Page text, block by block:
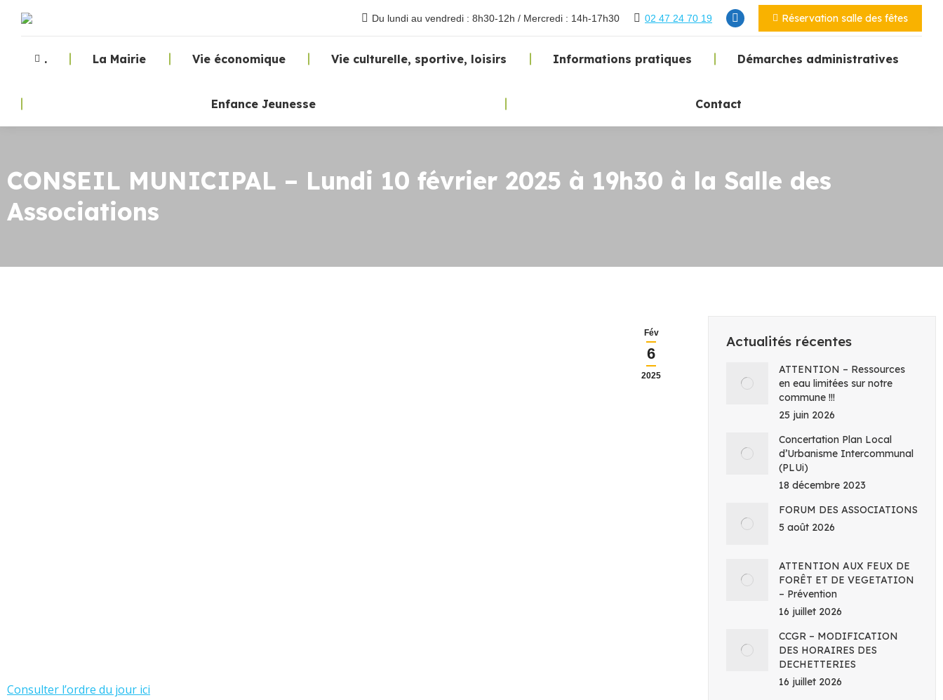
Du lundi au vendredi : 8h30-12h / Mercredi : 14h-17h30 02 47 24 70 19 Réservation salle des fêtes
. La Mairie Vie économique Vie culturelle, sportive, loisirs Informations pratiques Démarches administratives
Enfance Jeunesse Contact
CONSEIL MUNICIPAL – Lundi 10 février 2025 à 19h30 à la Salle des
Associations
Fév
6
2025
Consulter l’ordre du jour ici
Actualités récentes
ATTENTION – Ressources
en eau limitées sur notre
commune !!!
25 juin 2026
Concertation Plan Local
d’Urbanisme Intercommunal
(PLUi)
18 décembre 2023
FORUM DES ASSOCIATIONS
5 août 2026
ATTENTION AUX FEUX DE
FORÊT ET DE VEGETATION
– Prévention
16 juillet 2026
CCGR – MODIFICATION
DES HORAIRES DES
DECHETTERIES
16 juillet 2026